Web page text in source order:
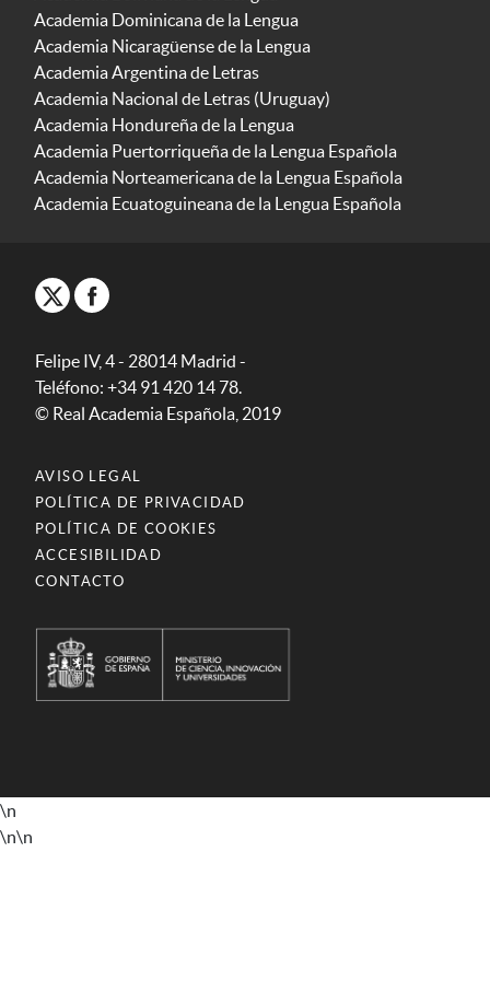
Academia Dominicana de la Lengua
Academia Nicaragüense de la Lengua
Academia Argentina de Letras
Academia Nacional de Letras (Uruguay)
Academia Hondureña de la Lengua
Academia Puertorriqueña de la Lengua Española
Academia Norteamericana de la Lengua Española
Academia Ecuatoguineana de la Lengua Española
Felipe IV, 4 - 28014 Madrid -
Teléfono: +34 91 420 14 78.
© Real Academia Española, 2019
AVISO LEGAL
POLÍTICA DE PRIVACIDAD
POLÍTICA DE COOKIES
ACCESIBILIDAD
CONTACTO
\n
\n\n